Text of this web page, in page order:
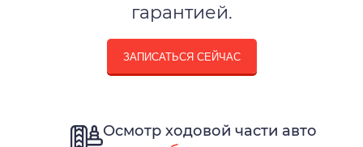
гарантией.
ЗАПИСАТЬСЯ СЕЙЧАС
Осмотр ходовой части авто